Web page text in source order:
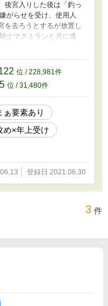
後宮入りした後は「釣っ
がらせを受け、使用人
を去ろうとするが放置し
士マクミランと共に逃
神子が腹黒そうにみえ
。 どうしても文字数が
００文字以下！』を目標
ンライト様でもアップ
位 / 228,981件
位 / 31,480件
ぁ要素あり
め×年上受け
登録日 2021.06.30
3 件